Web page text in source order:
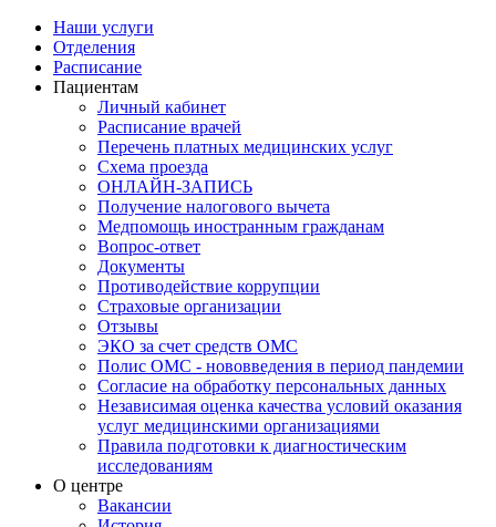
Наши услуги
Отделения
Расписание
Пациентам
Личный кабинет
Расписание врачей
Перечень платных медицинских услуг
Схема проезда
ОНЛАЙН-ЗАПИСЬ
Получение налогового вычета
Медпомощь иностранным гражданам
Вопрос-ответ
Документы
Противодействие коррупции
Страховые организации
Отзывы
ЭКО за счет средств ОМС
Полис ОМС - нововведения в период пандемии
Согласие на обработку персональных данных
Независимая оценка качества условий оказания
услуг медицинскими организациями
Правила подготовки к диагностическим
исследованиям
О центре
Вакансии